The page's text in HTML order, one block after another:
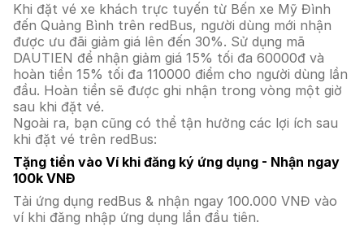
Khi đặt vé xe khách trực tuyến từ Bến xe Mỹ Đình
đến Quảng Bình trên redBus, người dùng mới nhận
được ưu đãi giảm giá lên đến 30%. Sử dụng mã
DAUTIEN để nhận giảm giá 15% tối đa 60000đ và
hoàn tiền 15% tối đa 110000 điểm cho người dùng lần
đầu. Hoàn tiền sẽ được ghi nhận trong vòng một giờ
sau khi đặt vé.
Ngoài ra, bạn cũng có thể tận hưởng các lợi ích sau
khi đặt vé trên redBus:
Tặng tiền vào Ví khi đăng ký ứng dụng - Nhận ngay
100k VNĐ
Tải ứng dụng redBus & nhận ngay 100.000 VNĐ vào
ví khi đăng nhập ứng dụng lần đầu tiên.